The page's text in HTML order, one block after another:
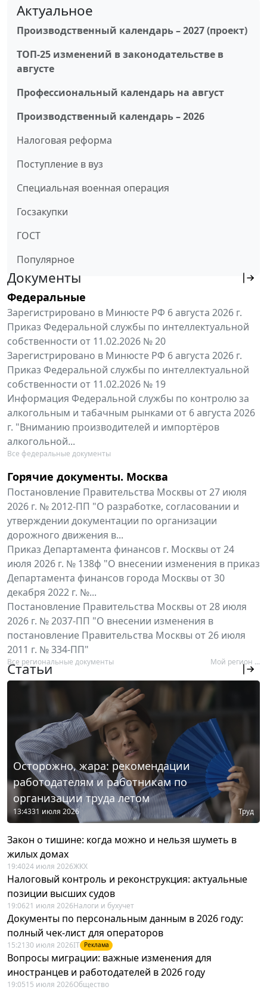
Актуальное
Производственный календарь – 2027 (проект)
ТОП-25 изменений в законодательстве в
августе
Профессиональный календарь на август
Производственный календарь – 2026
Налоговая реформа
Поступление в вуз
Специальная военная операция
Госзакупки
ГОСТ
Популярное
Документы
Федеральные
Зарегистрировано в Минюсте РФ 6 августа 2026 г.
Приказ Федеральной службы по интеллектуальной
собственности от 11.02.2026 № 20
Зарегистрировано в Минюсте РФ 6 августа 2026 г.
Приказ Федеральной службы по интеллектуальной
собственности от 11.02.2026 № 19
Информация Федеральной службы по контролю за
алкогольным и табачным рынками от 6 августа 2026
г. "Вниманию производителей и импортёров
алкогольной...
Все федеральные документы
Горячие документы. Москва
Постановление Правительства Москвы от 27 июля
2026 г. № 2012-ПП "О разработке, согласовании и
утверждении документации по организации
дорожного движения в...
Приказ Департамента финансов г. Москвы от 24
июля 2026 г. № 138ф "О внесении изменения в приказ
Департамента финансов города Москвы от 30
декабря 2022 г. №...
Постановление Правительства Москвы от 28 июля
2026 г. № 2037-ПП "О внесении изменения в
постановление Правительства Москвы от 26 июля
2011 г. № 334-ПП"
Все региональные документы Мой регион ...
Статьи
Осторожно, жара: рекомендации
работодателям и работникам по
организации труда летом
13:4331 июля 2026 Труд
Закон о тишине: когда можно и нельзя шуметь в
жилых домах
19:4024 июля 2026ЖКХ
Налоговый контроль и реконструкция: актуальные
позиции высших судов
19:0621 июля 2026Налоги и бухучет
Документы по персональным данным в 2026 году:
полный чек-лист для операторов
15:21 30 июля 2026IT Реклама
Вопросы миграции: важные изменения для
иностранцев и работодателей в 2026 году
19:0515 июля 2026Общество